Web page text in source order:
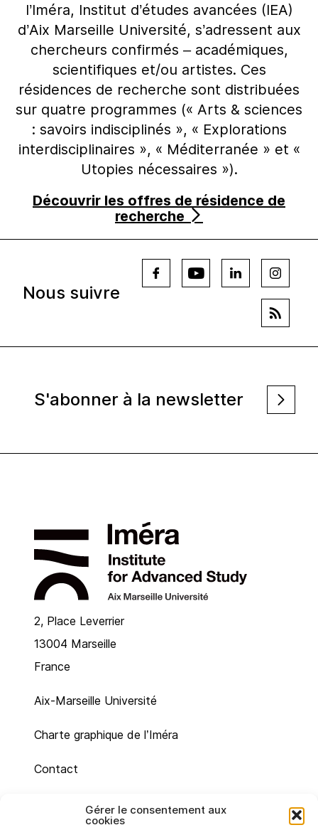
Gérer le consentement aux
cookies
l’Iméra, Institut d’études avancées (IEA)
d’Aix Marseille Université, s’adressent aux
chercheurs confirmés – académiques,
scientifiques et/ou artistes. Ces
résidences de recherche sont distribuées
sur quatre programmes (« Arts & sciences
: savoirs indisciplinés », « Explorations
interdisciplinaires », « Méditerranée » et «
Utopies nécessaires »).
Découvrir les offres de résidence de
recherche
Nous suivre
S'abonner à la newsletter
2, Place Leverrier
13004 Marseille
France
Aix-Marseille Université
Charte graphique de l’Iméra
Contact
Plan du site